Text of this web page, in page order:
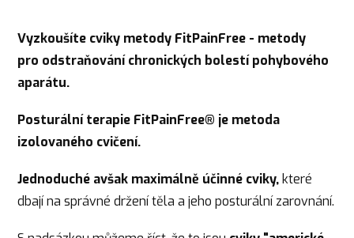
Vyzkoušíte cviky metody FitPainFree - metody
pro odstraňování chronických bolestí pohybového
aparátu.
Posturální terapie FitPainFree® je metoda
izolovaného cvičení.
Jednoduché avšak maximálně účinné cviky, které
dbají na správné držení těla a jeho posturální zarovnání.